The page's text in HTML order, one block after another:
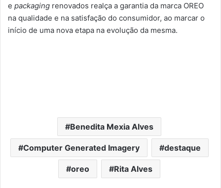
e packaging renovados realça a garantia da marca OREO
na qualidade e na satisfação do consumidor, ao marcar o
início de uma nova etapa na evolução da mesma.
Benedita Mexia Alves
Computer Generated Imagery destaque
oreo Rita Alves